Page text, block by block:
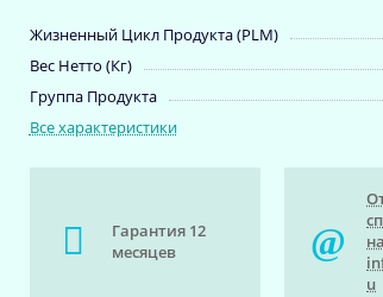
Жизненный Цикл Продукта (PLM)
Вес Нетто (Кг)
Группа Продукта
Все характеристики
Гарантия 12
месяцев
u